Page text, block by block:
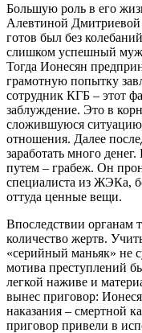
Большую роль в его
Алевтиной Дмитриевой
готов был без
слишком успешный
Тогда Ионесян
грамотную попытку
сотрудник КГБ – этот
заблуждение. Это в
сложившуюся
отношения. Далее
заработать много денег.
путем – грабеж. Он
специалиста из ЖЭКа,
оттуда ценные вещи.
Впоследствии органам
количество жертв.
«серийный маньяк» не
мотива преступлений
легкой наживе и
вынес приговор:
наказания – смертной
приговор привели в